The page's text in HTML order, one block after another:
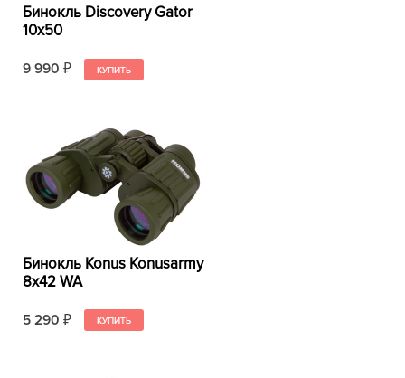
Бинокль Discovery Gator
10x50
9 990 ₽
Бинокль Konus Konusarmy
8x42 WA
5 290 ₽